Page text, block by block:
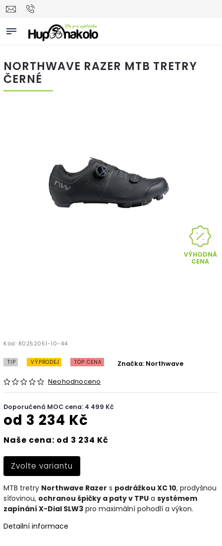
NORTHWAVE RAZER MTB TRETRY
ČERNÉ
VÝHODNÁ
CENA
Kód: 80252051-10-44
TIP VÝPRODEJ TOP CENA
Neohodnoceno
Značka: Northwave
Doporučená MOC cena: 4 499 Kč
od 3 234 Kč
Naše cena: od 3 234 Kč
Zvolte variantu
MTB tretry Northwave Razer s podrážkou XC 10, prodyšnou
síťovinou, ochranou špičky a paty v TPU a systémem
zapínání X-Dial SLW3 pro maximální pohodlí a výkon.
Detailní informace